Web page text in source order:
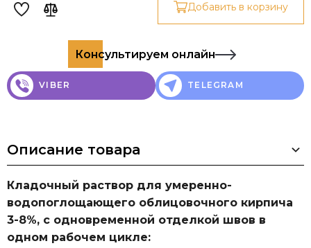
Добавить в корзину
Консультируем онлайн
VIBER TELEGRAM
Описание товара
Кладочный раствор для умеренно-
водопоглощающего облицовочного кирпича
3-8%, с одновременной отделкой швов в
одном рабочем цикле: